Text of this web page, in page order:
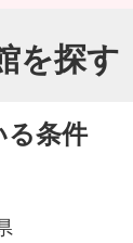
を探す
る条件